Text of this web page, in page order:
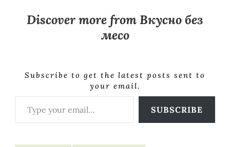
Discover more from Вкусно без
месо
Subscribe to get the latest posts sent to
your email.
Type your email…
SUBSCRIBE